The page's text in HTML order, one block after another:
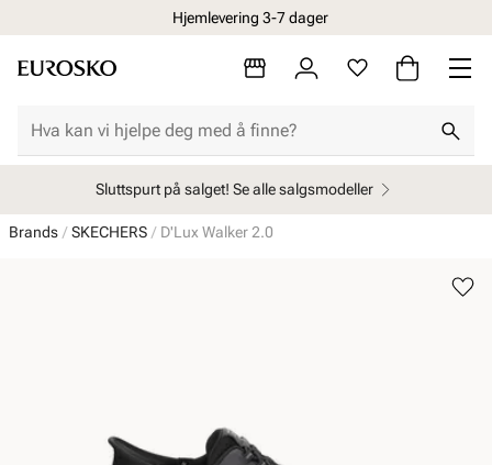
Hjemlevering 3-7 dager
Sluttspurt på salget! Se alle salgsmodeller
Brands SKECHERS D'Lux Walker 2.0